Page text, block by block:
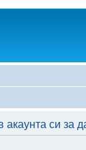
акаунта си за